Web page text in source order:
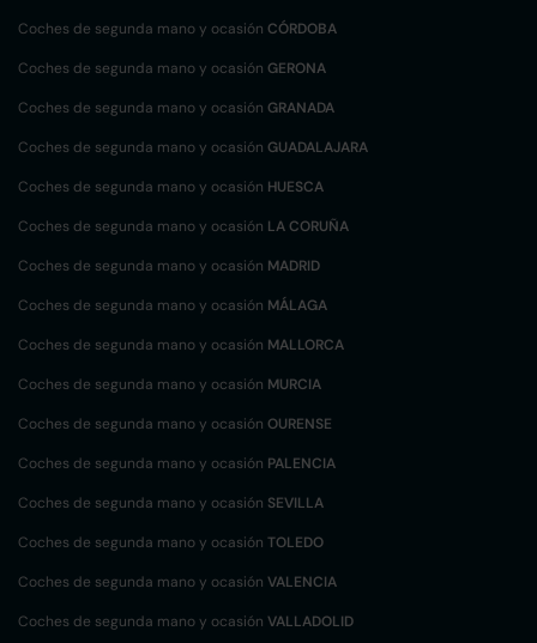
Coches de segunda mano y ocasión CÓRDOBA
Coches de segunda mano y ocasión GERONA
Coches de segunda mano y ocasión GRANADA
Coches de segunda mano y ocasión GUADALAJARA
Coches de segunda mano y ocasión HUESCA
Coches de segunda mano y ocasión LA CORUÑA
Coches de segunda mano y ocasión MADRID
Coches de segunda mano y ocasión MÁLAGA
Coches de segunda mano y ocasión MALLORCA
Coches de segunda mano y ocasión MURCIA
Coches de segunda mano y ocasión OURENSE
Coches de segunda mano y ocasión PALENCIA
Coches de segunda mano y ocasión SEVILLA
Coches de segunda mano y ocasión TOLEDO
Coches de segunda mano y ocasión VALENCIA
Coches de segunda mano y ocasión VALLADOLID